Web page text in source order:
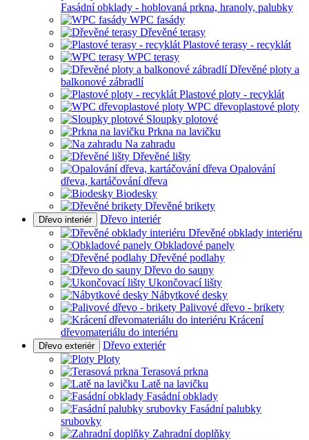
Fasádní obklady - hoblovaná prkna, hranoly, palubky
WPC fasády
Dřevěné terasy
Plastové terasy - recyklát
WPC terasy
Dřevěné ploty a
balkonové zábradlí
Plastové ploty - recyklát
WPC dřevoplastové ploty
Sloupky plotové
Prkna na lavičku
Na zahradu
Dřevěné lišty
Opalování
dřeva, kartáčování dřeva
Biodesky
Dřevěné brikety
Dřevo interiér
Dřevo interiér
Dřevěné obklady interiéru
Obkladové panely
Dřevěné podlahy
Dřevo do sauny
Ukončovací lišty
Nábytkové desky
Palivové dřevo - brikety
Krácení
dřevomateriálu do interiéru
Dřevo exteriér
Dřevo exteriér
Ploty
Terasová prkna
Latě na lavičku
Fasádní obklady
Fasádní palubky
srubovky
Zahradní doplňky